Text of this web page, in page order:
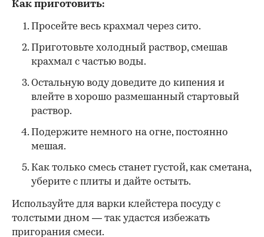
Как приготовить:
Просейте весь крахмал через сито.
Приготовьте холодный раствор, смешав
крахмал с частью воды.
Остальную воду доведите до кипения и
влейте в хорошо размешанный стартовый
раствор.
Подержите немного на огне, постоянно
мешая.
Как только смесь станет густой, как сметана,
уберите с плиты и дайте остыть.
Используйте для варки клейстера посуду с
толстыми дном — так удастся избежать
пригорания смеси.